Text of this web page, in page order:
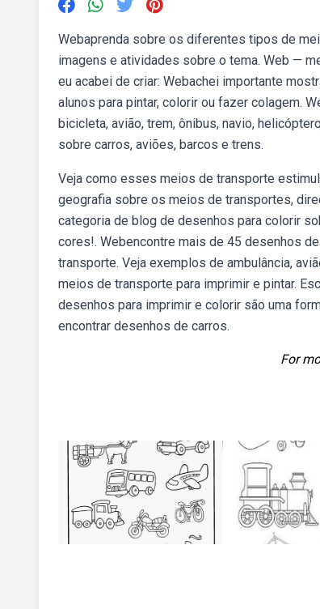
Webaprenda sobre os diferentes tipos de
imagens e atividades sobre o tema. Web —
eu acabei de criar: Webachei importante
alunos para pintar, colorir ou fazer colagem.
bicicleta, avião, trem, ônibus, navio,
sobre carros, aviões, barcos e trens.
Veja como esses meios de transporte
geografia sobre os meios de transportes,
categoria de blog de desenhos para colorir
cores!. Webencontre mais de 45 desenhos
transporte. Veja exemplos de ambulância,
meios de transporte para imprimir e pintar.
desenhos para imprimir e colorir são uma
encontrar desenhos de carros.
For